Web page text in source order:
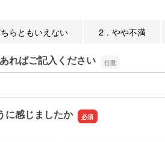
らともいえない 2．やや不満
ればご記入ください
ばご記入ください
に感じましたか